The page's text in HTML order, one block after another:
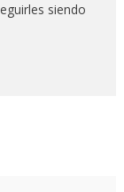
siendo